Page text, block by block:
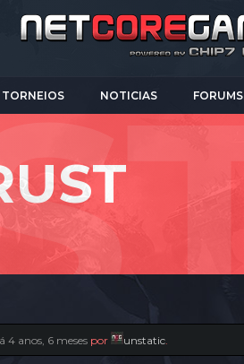
TORNEIOS NOTICIAS FORUMS
4 anos, 6 meses por unstatic.